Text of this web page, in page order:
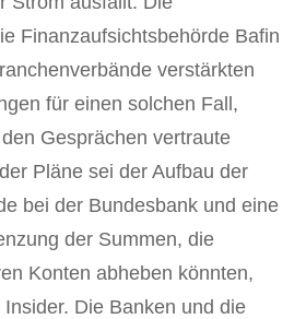
Finanzaufsichtsbehörde Bafin
verstärkten
für einen solchen Fall,
Gesprächen vertraute
Pläne sei der Aufbau der
bei der Bundesbank und eine
der Summen, die
Konten abheben könnten,
Die Banken und die